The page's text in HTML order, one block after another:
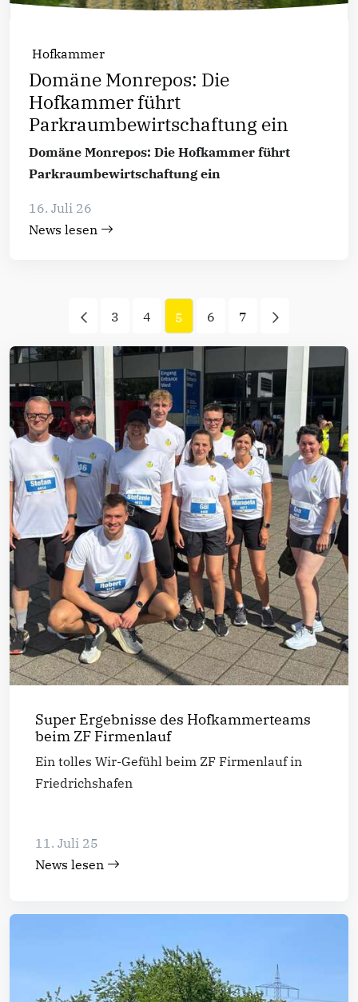
Hofkammer
Domäne Monrepos: Die
Hofkammer führt
Parkraumbewirtschaftung ein
Domäne Monrepos: Die Hofkammer führt
Parkraumbewirtschaftung ein
16. Juli 26
News lesen
3 4 5 6 7
Super Ergebnisse des Hofkammerteams
beim ZF Firmenlauf
Ein tolles Wir-Gefühl beim ZF Firmenlauf in
Friedrichshafen
11. Juli 25
News lesen